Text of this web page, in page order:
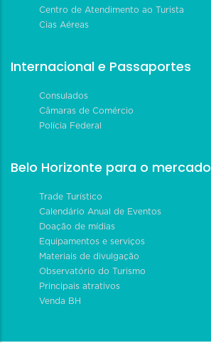
Centro de Atendimento ao Turista
Cias Aéreas
Internacional e Passaportes
Consulados
Câmaras de Comércio
Polícia Federal
Belo Horizonte para o mercado
Trade Turístico
Calendário Anual de Eventos
Doação de mídias
Equipamentos e serviços
Materiais de divulgação
Observatório do Turismo
Principais atrativos
Venda BH